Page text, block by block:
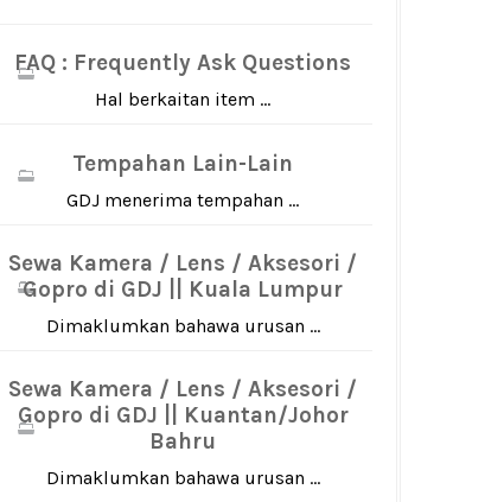
FAQ : Frequently Ask Questions
Hal berkaitan item ...
Tempahan Lain-Lain
GDJ menerima tempahan ...
Sewa Kamera / Lens / Aksesori /
Gopro di GDJ || Kuala Lumpur
Dimaklumkan bahawa urusan ...
Sewa Kamera / Lens / Aksesori /
Gopro di GDJ || Kuantan/Johor
Bahru
Dimaklumkan bahawa urusan ...